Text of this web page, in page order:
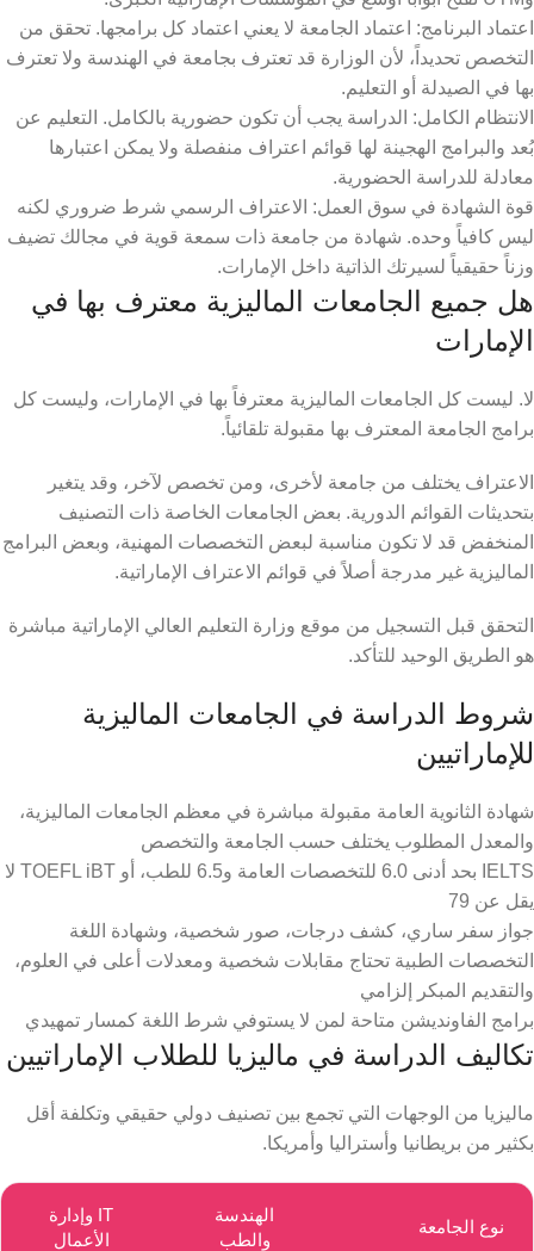
اعتماد البرنامج: اعتماد الجامعة لا يعني اعتماد كل برامجها. تحقق من
التخصص تحديداً، لأن الوزارة قد تعترف بجامعة في الهندسة ولا تعترف
بها في الصيدلة أو التعليم.
الانتظام الكامل: الدراسة يجب أن تكون حضورية بالكامل. التعليم عن
بُعد والبرامج الهجينة لها قوائم اعتراف منفصلة ولا يمكن اعتبارها
معادلة للدراسة الحضورية.
قوة الشهادة في سوق العمل: الاعتراف الرسمي شرط ضروري لكنه
ليس كافياً وحده. شهادة من جامعة ذات سمعة قوية في مجالك تضيف
وزناً حقيقياً لسيرتك الذاتية داخل الإمارات.
هل جميع الجامعات الماليزية معترف بها في
الإمارات
لا. ليست كل الجامعات الماليزية معترفاً بها في الإمارات، وليست كل
برامج الجامعة المعترف بها مقبولة تلقائياً.
الاعتراف يختلف من جامعة لأخرى، ومن تخصص لآخر، وقد يتغير
بتحديثات القوائم الدورية. بعض الجامعات الخاصة ذات التصنيف
المنخفض قد لا تكون مناسبة لبعض التخصصات المهنية، وبعض البرامج
الماليزية غير مدرجة أصلاً في قوائم الاعتراف الإماراتية.
التحقق قبل التسجيل من موقع وزارة التعليم العالي الإماراتية مباشرة
هو الطريق الوحيد للتأكد.
شروط الدراسة في الجامعات الماليزية
للإماراتيين
شهادة الثانوية العامة مقبولة مباشرة في معظم الجامعات الماليزية،
والمعدل المطلوب يختلف حسب الجامعة والتخصص
IELTS بحد أدنى 6.0 للتخصصات العامة و6.5 للطب، أو TOEFL iBT لا
يقل عن 79
جواز سفر ساري، كشف درجات، صور شخصية، وشهادة اللغة
التخصصات الطبية تحتاج مقابلات شخصية ومعدلات أعلى في العلوم،
والتقديم المبكر إلزامي
برامج الفاونديشن متاحة لمن لا يستوفي شرط اللغة كمسار تمهيدي
تكاليف الدراسة في ماليزيا للطلاب الإماراتيين
ماليزيا من الوجهات التي تجمع بين تصنيف دولي حقيقي وتكلفة أقل
بكثير من بريطانيا وأستراليا وأمريكا.
نوع الجامعة
الهندسة
والطب
IT وإدارة
الأعمال